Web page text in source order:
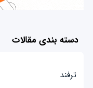
دسته بندی مقالات
ترفند